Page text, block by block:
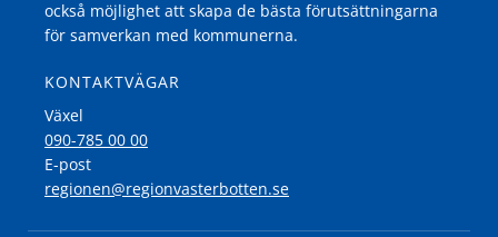
också möjlighet att skapa de bästa förutsättningarna
för samverkan med kommunerna.
KONTAKTVÄGAR
Växel
090-785 00 00
E-post
regionen@regionvasterbotten.se